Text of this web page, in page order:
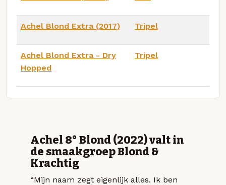
Achel Blond Extra (2017) Tripel
Achel Blond Extra - Dry
Hopped
Tripel
Achel 8° Blond (2022) valt in
de smaakgroep Blond &
Krachtig
“Mijn naam zegt eigenlijk alles. Ik ben